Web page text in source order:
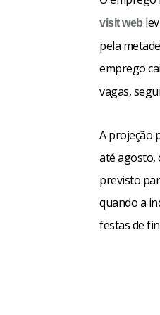
visit web
pela
emprego
vagas,
A projeção
até agosto,
previsto
quando a
festas de